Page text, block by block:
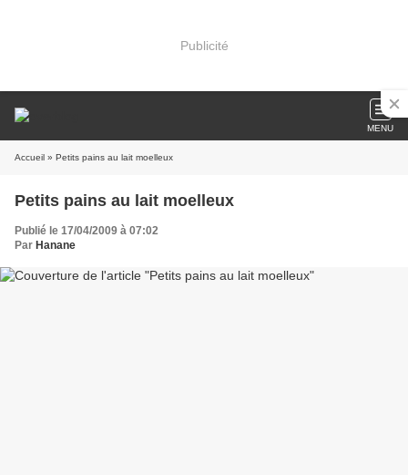
Publicité
MENU
Accueil » Petits pains au lait moelleux
Petits pains au lait moelleux
Publié le 17/04/2009 à 07:02
Par Hanane